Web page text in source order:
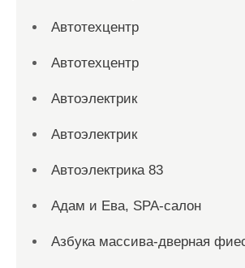
Автотехцентр
Автотехцентр
Автоэлектрик
Автоэлектрик
Автоэлектрика 83
Адам и Ева, SPA-салон
Азбука массива-дверная